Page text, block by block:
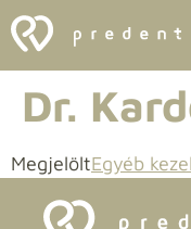
Dr.
MegjelöltEgyéb